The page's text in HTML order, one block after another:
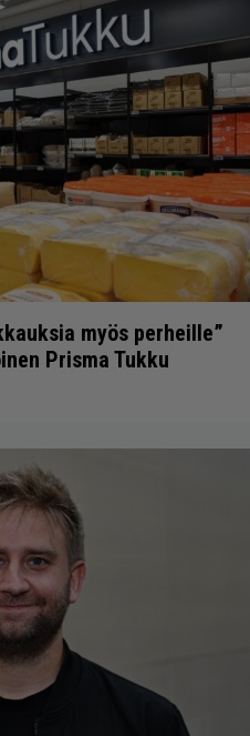
myös perheille”
Prisma Tukku